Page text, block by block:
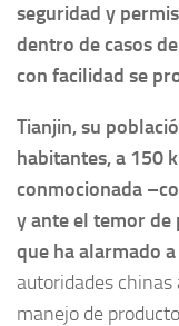
seguridad y
dentro de casos
con facilidad se
Tianjin, su
habitantes, a 150
conmocionada
y ante el temor de
que ha alarmado
autoridades
manejo de